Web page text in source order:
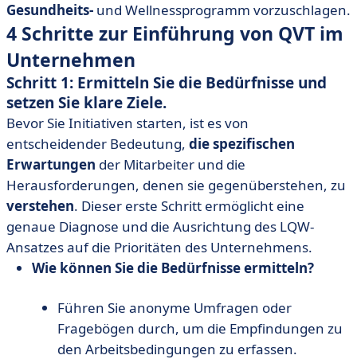
Gesundheits- und Wellnessprogramm vorzuschlagen.
4 Schritte zur Einführung von QVT im
Unternehmen
Schritt 1: Ermitteln Sie die Bedürfnisse und
setzen Sie klare Ziele.
Bevor Sie Initiativen starten, ist es von
entscheidender Bedeutung, die spezifischen
Erwartungen der Mitarbeiter und die
Herausforderungen, denen sie gegenüberstehen, zu
verstehen. Dieser erste Schritt ermöglicht eine
genaue Diagnose und die Ausrichtung des LQW-
Ansatzes auf die Prioritäten des Unternehmens.
Wie können Sie die Bedürfnisse ermitteln?
Führen Sie anonyme Umfragen oder
Fragebögen durch, um die Empfindungen zu
den Arbeitsbedingungen zu erfassen.